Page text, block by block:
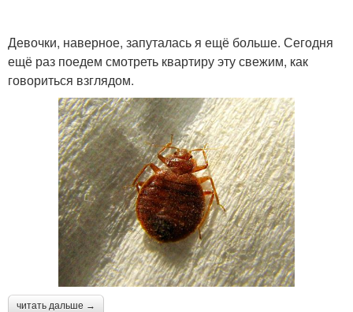
Девочки, наверное, запуталась я ещё больше. Сегодня
ещё раз поедем смотреть квартиру эту свежим, как
говориться взглядом.
читать дальше →